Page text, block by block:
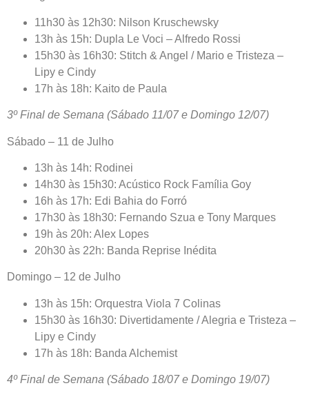
11h30 às 12h30: Nilson Kruschewsky
13h às 15h: Dupla Le Voci – Alfredo Rossi
15h30 às 16h30: Stitch & Angel / Mario e Tristeza –
Lipy e Cindy
17h às 18h: Kaito de Paula
3º Final de Semana (Sábado 11/07 e Domingo 12/07)
Sábado – 11 de Julho
13h às 14h: Rodinei
14h30 às 15h30: Acústico Rock Família Goy
16h às 17h: Edi Bahia do Forró
17h30 às 18h30: Fernando Szua e Tony Marques
19h às 20h: Alex Lopes
20h30 às 22h: Banda Reprise Inédita
Domingo – 12 de Julho
13h às 15h: Orquestra Viola 7 Colinas
15h30 às 16h30: Divertidamente / Alegria e Tristeza –
Lipy e Cindy
17h às 18h: Banda Alchemist
4º Final de Semana (Sábado 18/07 e Domingo 19/07)